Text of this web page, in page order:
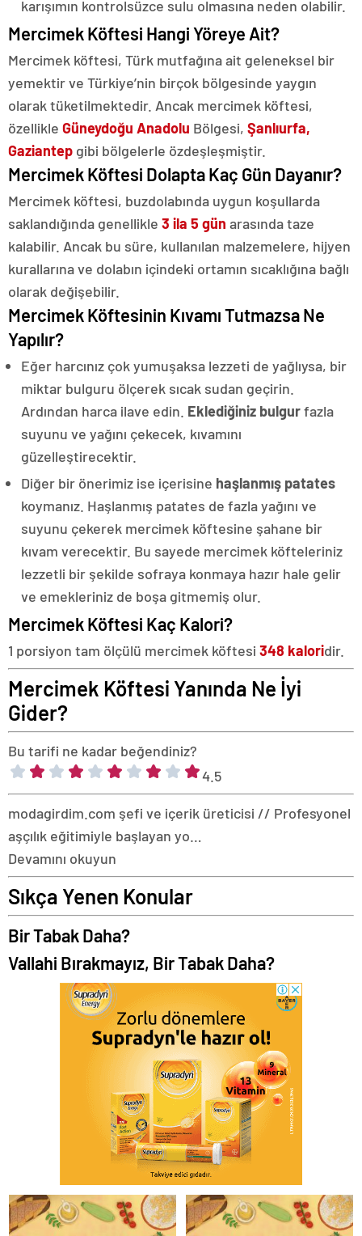
karışımın kontrolsüzce sulu olmasına neden olabilir.
Mercimek Köftesi Hangi Yöreye Ait?
Mercimek köftesi, Türk mutfağına ait geleneksel bir
yemektir ve Türkiye’nin birçok bölgesinde yaygın
olarak tüketilmektedir. Ancak mercimek köftesi,
özellikle Güneydoğu Anadolu Bölgesi, Şanlıurfa,
Gaziantep gibi bölgelerle özdeşleşmiştir.
Mercimek Köftesi Dolapta Kaç Gün Dayanır?
Mercimek köftesi, buzdolabında uygun koşullarda
saklandığında genellikle 3 ila 5 gün arasında taze
kalabilir. Ancak bu süre, kullanılan malzemelere, hijyen
kurallarına ve dolabın içindeki ortamın sıcaklığına bağlı
olarak değişebilir.
Mercimek Köftesinin Kıvamı Tutmazsa Ne
Yapılır?
Eğer harcınız çok yumuşaksa lezzeti de yağlıysa, bir
miktar bulguru ölçerek sıcak sudan geçirin.
Ardından harca ilave edin. Eklediğiniz bulgurfazla
suyunu ve yağını çekecek, kıvamını
güzelleştirecektir.
Diğer bir önerimiz ise içerisine haşlanmış patates
koymanız. Haşlanmış patates de fazla yağını ve
suyunu çekerek mercimek köftesine şahane bir
kıvam verecektir. Bu sayede mercimek köfteleriniz
lezzetli bir şekilde sofraya konmaya hazır hale gelir
ve emekleriniz de boşa gitmemiş olur.
Mercimek Köftesi Kaç Kalori?
1 porsiyon tam ölçülü mercimek köftesi 348 kaloridir.
Mercimek Köftesi Yanında Ne İyi
Gider?
Bu tarifi ne kadar beğendiniz?
4.5
modagirdim.com şefi ve içerik üreticisi // Profesyonel
aşçılık eğitimiyle başlayan yo…
Devamını okuyun
Sıkça Yenen Konular
Bir Tabak Daha?
Vallahi Bırakmayız, Bir Tabak Daha?